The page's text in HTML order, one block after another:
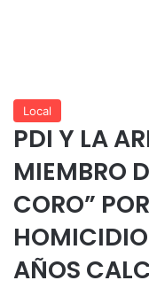
Local
PDI Y LA
MIEMBRO
CORO”
HOMICIDIO
AÑOS